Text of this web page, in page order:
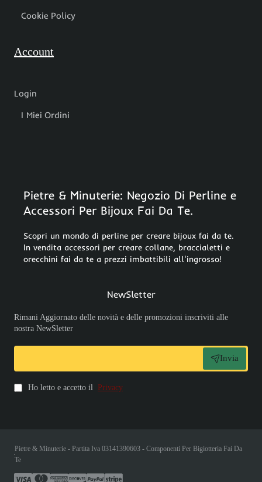
Cookie Policy
Account
Login
I Miei Ordini
Pietre & Minuterie: Negozio Di Perline e
Accessori Per Bijoux Fai Da Te.
Scopri un mondo di perline per creare bijoux fai da te.
In vendita accessori per creare collane, braccialetti e
orecchini fai da te a prezzi imbattibili all'ingrosso!
NewSletter
Rimani Aggiornato delle novità e delle promozioni inscriviti alle
nostra NewSletter
Invia
Ho letto e accetto il Privacy
Pietre & Minuterie - Partita Iva 03141390603 - Componenti Per Bigiotteria Fai Da
Te